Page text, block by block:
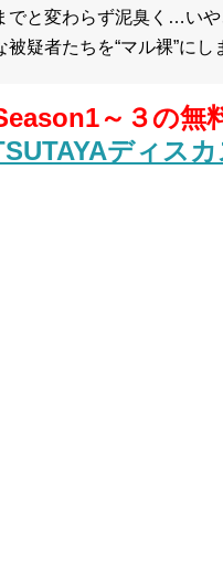
でと変わらず泥臭く…い
被疑者たちを“マル裸”にし
～３の無
ディスカ